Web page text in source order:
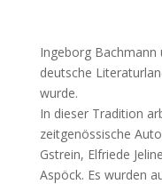
Ingeborg Bachmann
deutsche
wurde.
In dieser Tradition
zeitgenössische
Gstrein, Elfriede
Aspöck. Es wurden